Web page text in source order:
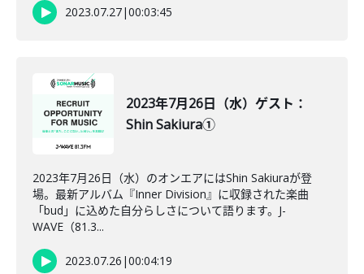
2023.07.27|00:03:45
2023年7月26日（水）ゲスト：
Shin Sakiura①
2023年7月26日（水）のオンエアにはShin Sakiuraが登
場。最新アルバム『Inner Division』に収録された楽曲
「bud」に込めた自分らしさについて語ります。J-
WAVE（81.3...
2023.07.26 |00:04:19